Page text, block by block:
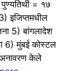
पुण्यतिथी = १७
इजिप्तमधील
5) बांगलादेश
6) मुंबई कोस्टल
अनावरण केले